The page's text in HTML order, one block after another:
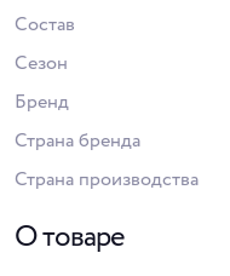
Состав
Сезон
Бренд
Страна бренда
Страна производства
О товаре